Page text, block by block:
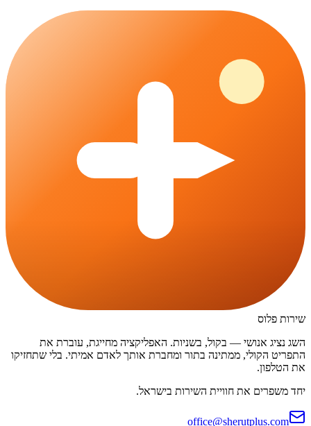
שירות פלוס
השג נציג אנושי — בקול, בשניות. האפליקציה מחייגת, עוברת את
התפריט הקולי, ממתינה בתור ומחברת אותך לאדם אמיתי. בלי שתחזיקו
את הטלפון.
יחד משפרים את חוויית השירות בישראל.
office@sherutplus.com